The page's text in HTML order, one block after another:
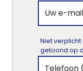
Niet verplicht
getoond op